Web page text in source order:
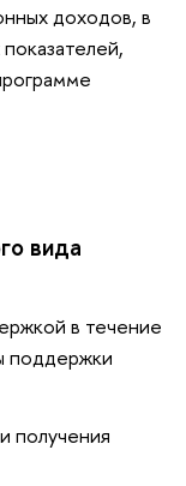
доходов, в
вида
в течение
поддержки
получения